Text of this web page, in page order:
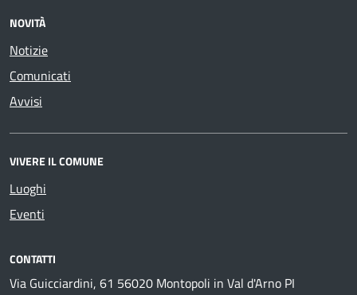
NOVITÀ
Notizie
Comunicati
Avvisi
VIVERE IL COMUNE
Luoghi
Eventi
CONTATTI
Via Guicciardini, 61 56020 Montopoli in Val d'Arno PI